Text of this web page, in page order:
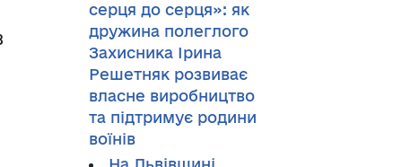
серця до серця»: як
дружина полеглого
Захисника Ірина
Решетняк розвиває
власне виробництво
та підтримує родини
воїнів